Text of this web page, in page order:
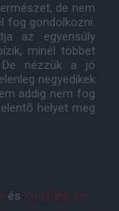
de nem
fog gondolkozni.
az egyensúly
minél többet
De nézzük a jó
negyedikek
addig nem fog
helyet meg
és YouTube-on